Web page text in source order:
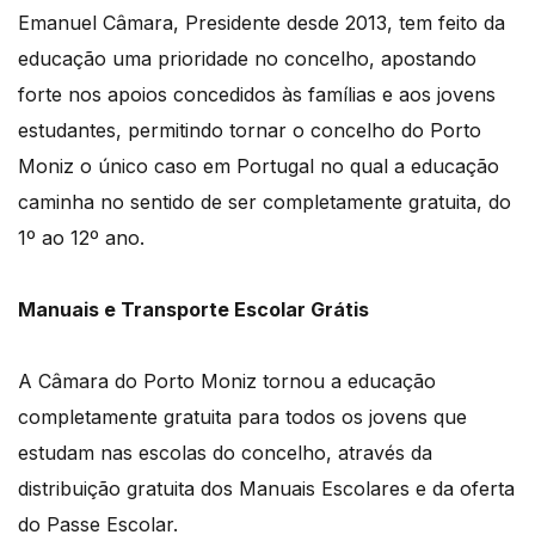
Emanuel Câmara, Presidente desde 2013, tem feito da
educação uma prioridade no concelho, apostando
forte nos apoios concedidos às famílias e aos jovens
estudantes, permitindo tornar o concelho do Porto
Moniz o único caso em Portugal no qual a educação
caminha no sentido de ser completamente gratuita, do
1º ao 12º ano.
Manuais e Transporte Escolar Grátis
A Câmara do Porto Moniz tornou a educação
completamente gratuita para todos os jovens que
estudam nas escolas do concelho, através da
distribuição gratuita dos Manuais Escolares e da oferta
do Passe Escolar.